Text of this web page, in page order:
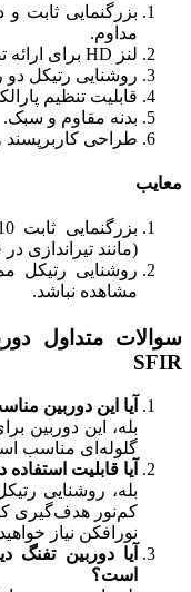
بزرگنمایی ثابت
مداوم.
لنز HD برای ارائه تصاویر شفاف و با کیفیت بالا.
روشنایی رتیکل
قابلیت تنظیم
بدنه مقاوم و سبک.
طراحی
معایب
(مانند تیراندازی
روشنایی رتیکل
مشاهده نباشد.
SFIR
آیا این دوربین
بله، این دوربین
گلوله‌ای مناسب
آیا قابلیت
بله، روشنایی
کم‌نور هدف‌گیری
نورافکن نیاز
است؟